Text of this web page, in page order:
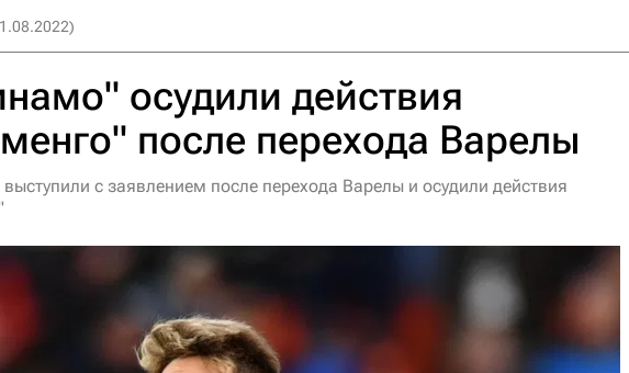
осудили действия
после перехода Варелы
с заявлением после перехода Варелы и осудили действия